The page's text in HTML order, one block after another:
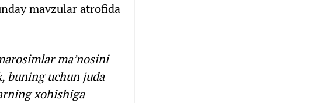
mavzular atrofida
ma’nosini
buning uchun juda
xohishiga